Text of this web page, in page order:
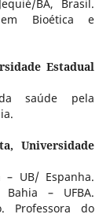
BA, Brasil.
Bioética e
Estadual
saúde pela
Universidade
– UB/ Espanha.
– UFBA.
Professora do